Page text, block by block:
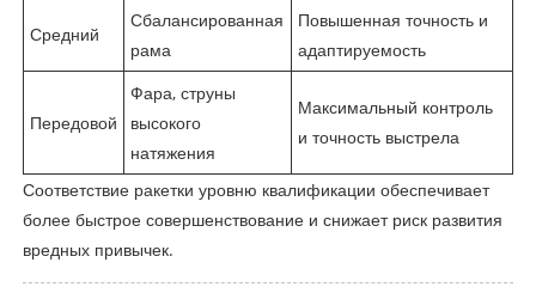
Средний
Сбалансированная
рама
Повышенная точность и
адаптируемость
Передовой
Фара, струны
высокого
натяжения
Максимальный контроль
и точность выстрела
Соответствие ракетки уровню квалификации обеспечивает
более быстрое совершенствование и снижает риск развития
вредных привычек.